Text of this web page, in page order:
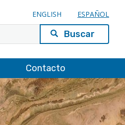
ENGLISH ESPAÑOL
Contacto